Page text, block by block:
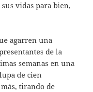
vidas para bien,
agarren una
de la
semanas en una
de cien
tirando de